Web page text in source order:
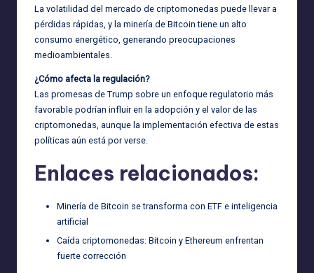
La volatilidad del mercado de criptomonedas puede llevar a
pérdidas rápidas, y la minería de Bitcoin tiene un alto
consumo energético, generando preocupaciones
medioambientales.
¿Cómo afecta la regulación?
Las promesas de Trump sobre un enfoque regulatorio más
favorable podrían influir en la adopción y el valor de las
criptomonedas, aunque la implementación efectiva de estas
políticas aún está por verse.
Enlaces relacionados:
Minería de Bitcoin se transforma con ETF e inteligencia
artificial
Caída criptomonedas: Bitcoin y Ethereum enfrentan
fuerte corrección